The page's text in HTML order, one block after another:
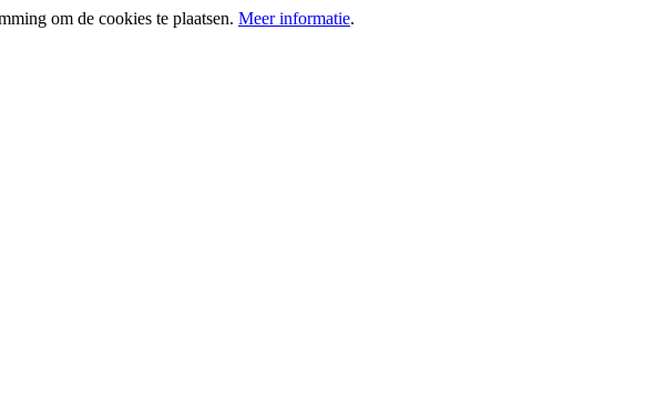
om de cookies te plaatsen. Meer informatie.